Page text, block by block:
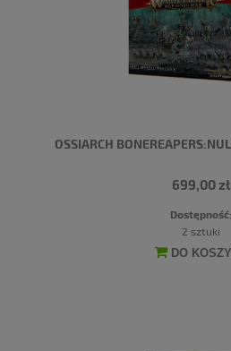
OSSIARCH
699,00 zł
Dostępność:
2 sztuki
DO